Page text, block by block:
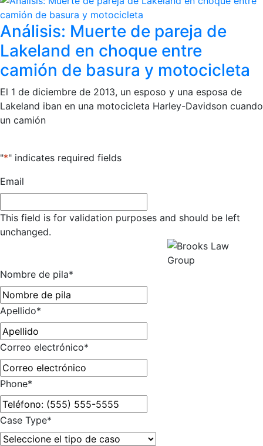
Análisis: Muerte de pareja de
Lakeland en choque entre
camión de basura y motocicleta
El 1 de diciembre de 2013, un esposo y una esposa de
Lakeland iban en una motocicleta Harley-Davidson cuando
un camión
"*" indicates required fields
Email
This field is for validation purposes and should be left
unchanged.
Nombre de pila*
Apellido*
Correo electrónico*
Phone*
Case Type*